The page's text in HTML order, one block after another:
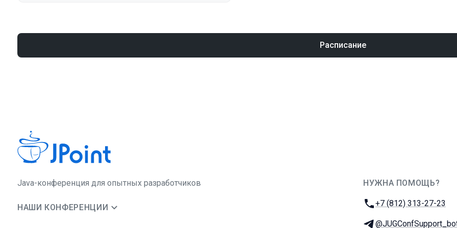
Расписание
Java-конференция для опытных разработчиков
НАШИ КОНФЕРЕНЦИИ
НУЖНА ПОМОЩЬ?
Телефон:
+7 (812) 313-27-23
Телеграм: